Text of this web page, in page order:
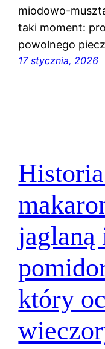
miodowo-
taki moment:
powolnego
17 stycznia, 2026
który